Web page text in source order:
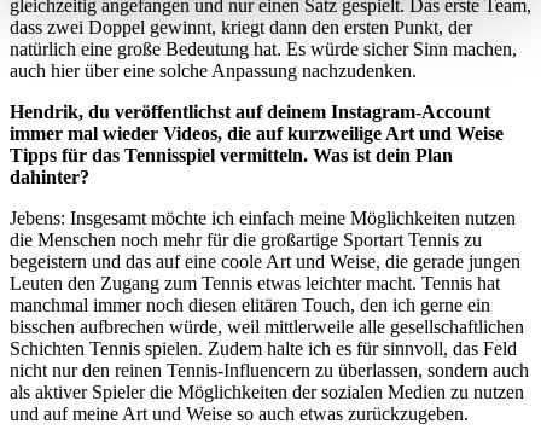
Erfahren Sie mehr darüber, wie Ihre persönlichen Daten
verarbeitet werden, und legen Sie Ihre Präferenzen im
Abschnitt Einzelheitenfest.
Wir verwenden Cookies, um Inhalte und Anzeigen zu
personalisieren, Funktionen für soziale Medien anbieten
zu können und die Zugriffe auf unsere Website zu
analysieren. Außerdem geben wir Informationen zu Ihrer
Verwendung unserer Website an unsere Partner für
soziale Medien, Werbung und Analysen weiter. Unsere
Partner führen diese Informationen möglicherweise mit
weiteren Daten zusammen, die Sie ihnen bereitgestellt
haben oder die sie im Rahmen Ihrer Nutzung der Dienste
gesammelt haben. DieCookie-Einstellungenkönnen
jederzeit über den Link im Footer aufgerufen und
gleichzeitig angefangen und nur einen Satz gespielt. Das erste Team,
dass zwei Doppel gewinnt, kriegt dann den ersten Punkt, der
natürlich eine große Bedeutung hat. Es würde sicher Sinn machen,
auch hier über eine solche Anpassung nachzudenken.
Hendrik, du veröffentlichst auf deinem Instagram-Account
immer mal wieder Videos, die auf kurzweilige Art und Weise
Tipps für das Tennisspiel vermitteln. Was ist dein Plan
dahinter?
Jebens: Insgesamt möchte ich einfach meine Möglichkeiten nutzen
die Menschen noch mehr für die großartige Sportart Tennis zu
begeistern und das auf eine coole Art und Weise, die gerade jungen
Leuten den Zugang zum Tennis etwas leichter macht. Tennis hat
manchmal immer noch diesen elitären Touch, den ich gerne ein
bisschen aufbrechen würde, weil mittlerweile alle gesellschaftlichen
Schichten Tennis spielen. Zudem halte ich es für sinnvoll, das Feld
nicht nur den reinen Tennis-Influencern zu überlassen, sondern auch
als aktiver Spieler die Möglichkeiten der sozialen Medien zu nutzen
und auf meine Art und Weise so auch etwas zurückzugeben.